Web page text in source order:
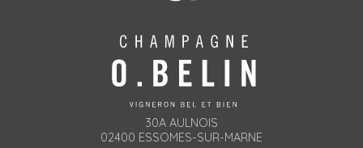
30A AULNOIS
02400 ESSOMES-SUR-MARNE